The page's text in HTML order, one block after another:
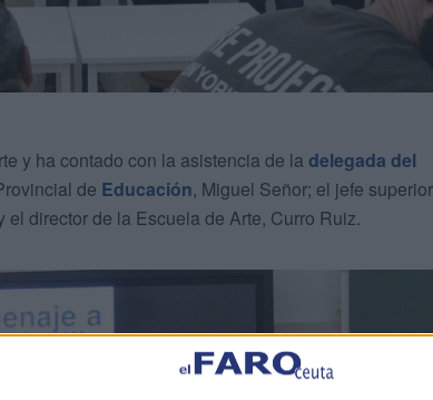
y ha contado con la asistencia de la delegada del
de Educación, Miguel Señor; el jefe superior
director de la Escuela de Arte, Curro Ruiz.